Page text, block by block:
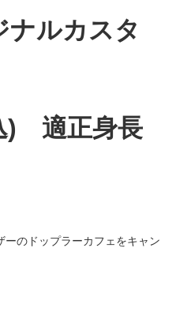
ルカスタ
) 適正身長
のドップラーカフェをキャン